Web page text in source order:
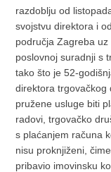
razdoblju od
svojstvu direktora i
područja Zagreba
poslovnoj suradnji s
tako što je 52-
direktora trgovačkog
pružene usluge biti
radovi, trgovačko
s plaćanjem računa
nisu proknjiženi,
pribavio imovinsku